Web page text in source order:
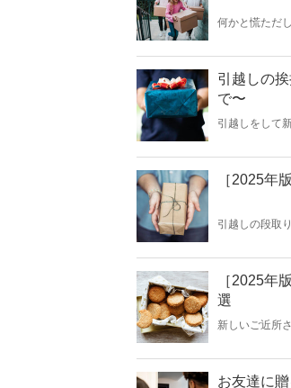
何かと慌ただ
クのひとつ。
引越しの
で〜
引越しをして
すか。お菓子
［2025年
引越しの段取
近所さんとの
［2025年
選
新しいご近所
るなら、相手
お友達に